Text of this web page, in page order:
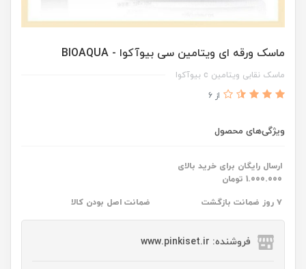
ماسک ورقه ای ویتامین سی بیوآکوا - BIOAQUA
ماسک نقابی ویتامین c بیوآکوا
از 6
ویژگی‌های محصول
ارسال رایگان برای خرید بالای
1.000.000 تومان
۷ روز ضمانت بازگشت ضمانت اصل بودن کالا
فروشنده: www.pinkiset.ir